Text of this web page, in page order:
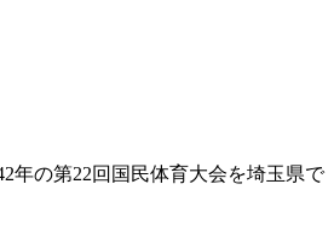
年の第22回国民体育大会を埼玉県で